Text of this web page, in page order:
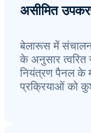
असीमित
बेलारूस में संचालन
के अनुसार
नियंत्रण पैनल के
प्रक्रियाओं को